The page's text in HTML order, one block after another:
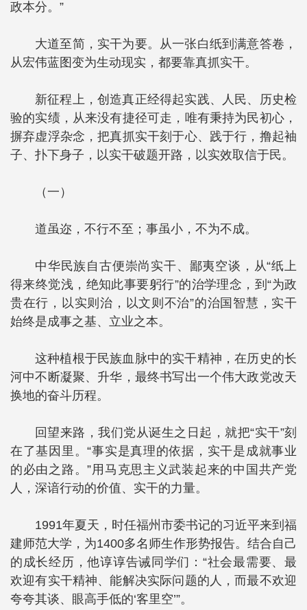
政本分。”
大道至简，实干为要。从一张白纸到满意答卷，
从宏伟蓝图变为生动现实，都要靠真抓实干。
新征程上，创造真正经得起实践、人民、历史检
验的实绩，从来没有捷径可走，唯有秉持为民初心，
摒弃虚浮杂念，把真抓实干刻于心、践于行，撸起袖
子、扑下身子，以实干破题开路，以实效取信于民。
（一）
道虽迩，不行不至；事虽小，不为不成。
中华民族自古便崇尚实干、鄙夷空谈，从“纸上
得来终觉浅，绝知此事要躬行”的治学理念，到“为政
贵在行，以实则治，以文则不治”的治国智慧，实干
始终是成事之基、立业之本。
这种植根于民族血脉中的实干精神，在历史的长
河中不断凝聚、升华，最终书写出一个伟大政党改天
换地的奋斗历程。
回望来路，我们党从诞生之日起，就把“实干”刻
在了基因里。“事实是真理的依据，实干是成就事业
的必由之路。”用马克思主义武装起来的中国共产党
人，深谙行动的价值、实干的力量。
1991年夏天，时任福州市委书记的习近平来到福
建师范大学，为1400多名师生作形势报告。结合自己
的成长经历，他谆谆告诫同学们：“社会最需要、最
欢迎有实干精神、能解决实际问题的人，而最不欢迎
夸夸其谈、眼高手低的‘客里空’”。